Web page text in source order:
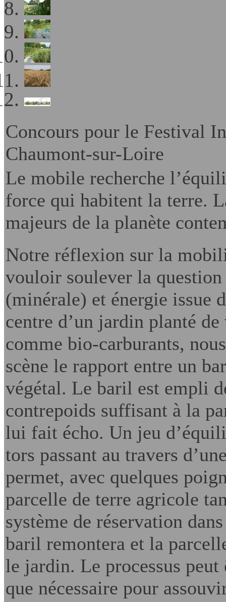
Concours pour le Festival
Chaumont-sur-Loire
Le mobile recherche
force qui habitent la terre.
majeurs de la planète
Notre réflexion sur la
vouloir soulever la
(minérale) et énergie issue
centre d’un jardin planté
comme bio-carburants,
scène le rapport entre un
végétal. Le baril est empli
contrepoids suffisant à la
lui fait écho. Un jeu
tors passant au travers
permet, avec quelques
parcelle de terre agricole
système de réservation
baril remontera et la
le jardin. Le processus
que nécessaire pour